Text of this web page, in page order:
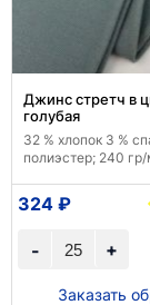
Джинс стретч в
голубая
32 % хлопок 3 %
полиэстер; 240
+
-
324 ₽
Заказать